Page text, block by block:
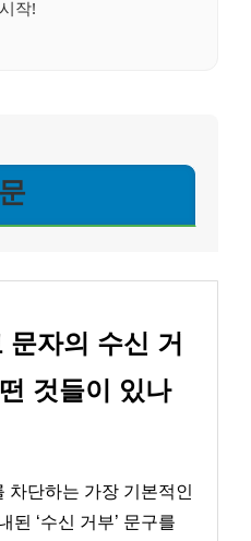
작!
문자의 수신 거
것들이 있나
차단하는 가장 기본적인
된 ‘수신 거부’ 문구를